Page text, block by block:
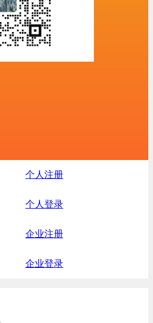
个人注册
个人登录
企业注册
企业登录